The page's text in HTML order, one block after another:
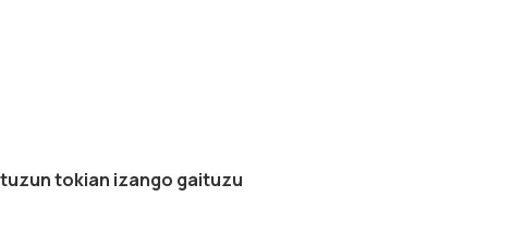
tokian izango gaituzu